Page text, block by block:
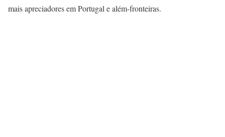
mais apreciadores em Portugal e além-fronteiras.